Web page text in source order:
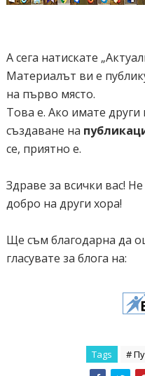
А сега натискате
Материалът ви е
на първо място.
Това е. Ако имате
създаване на
се, приятно е.
Здраве за всички вас!
добро на други хора!
Ще съм благодарна да
гласувате за блога на:
Tags #